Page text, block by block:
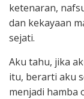
ketenaran,
dan kekayaan
sejati.
Aku tahu, jika
itu, berarti aku
menjadi hamba